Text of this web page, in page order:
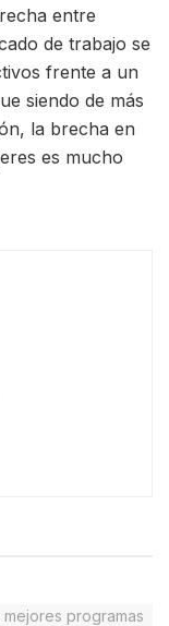
entre
de trabajo se
frente a un
siendo de más
la brecha en
es mucho